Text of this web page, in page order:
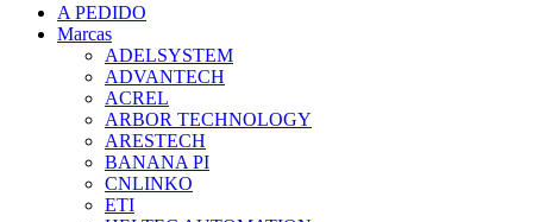
A PEDIDO
Marcas
ADELSYSTEM
ADVANTECH
ACREL
ARBOR TECHNOLOGY
ARESTECH
BANANA PI
CNLINKO
ETI